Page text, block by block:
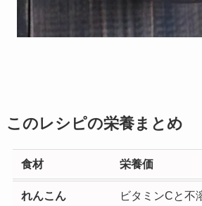
このレシピの栄養まとめ
食材 栄養価
れんこん
ビタミンCと不